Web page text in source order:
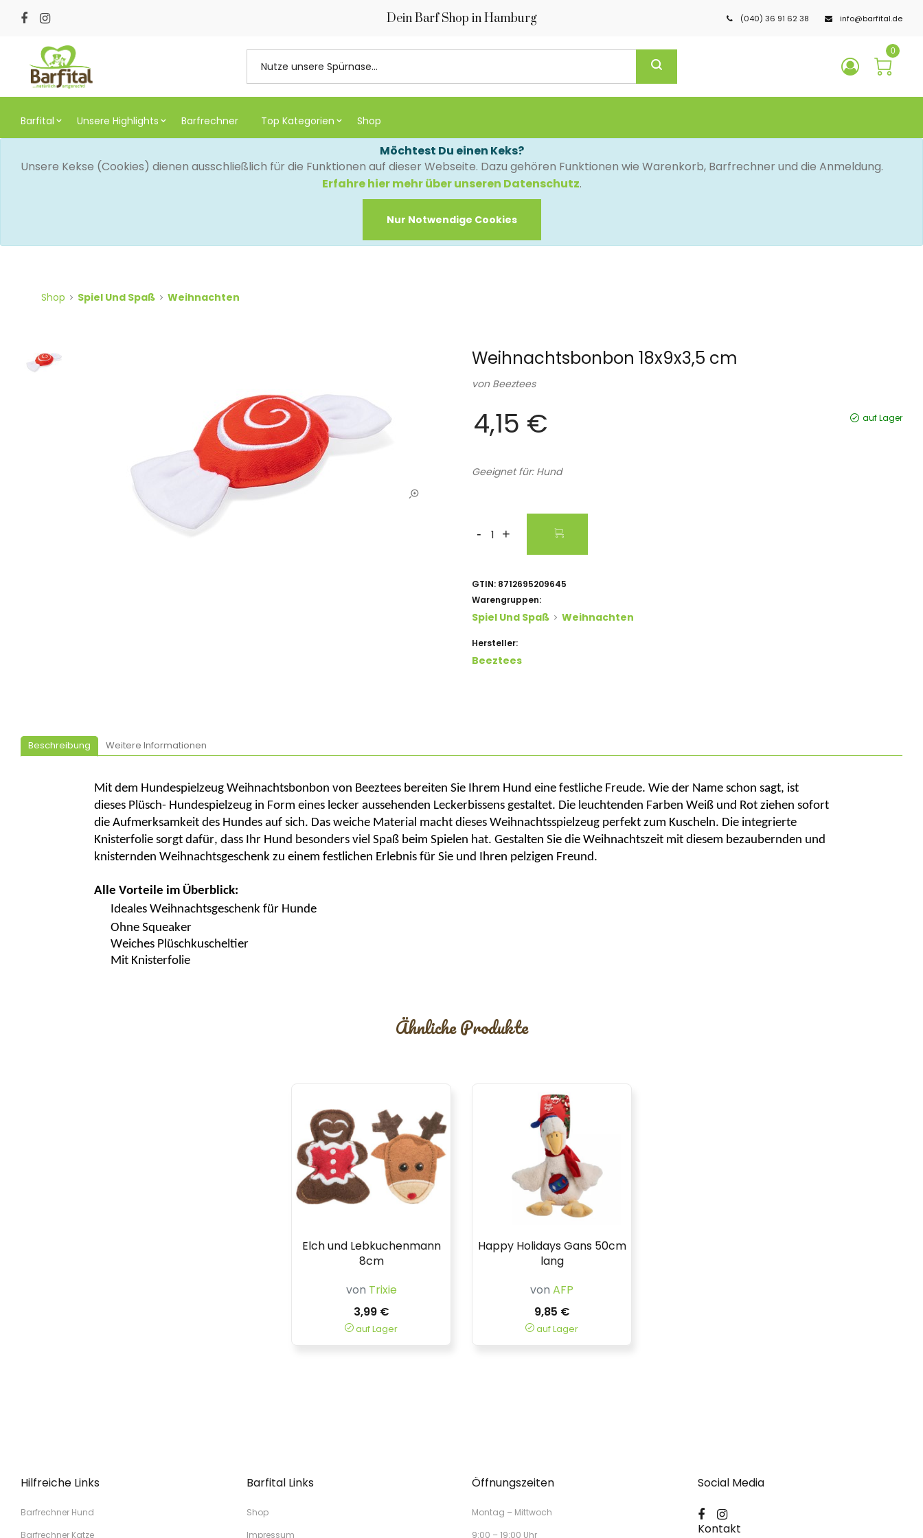
Dein Barf Shop in Hamburg (040) 36 91 62 38 info@barfital.de
0
Barfital Unsere Highlights Barfrechner Top Kategorien Shop
Möchtest Du einen Keks?
Unsere Kekse (Cookies) dienen ausschließlich für die Funktionen auf dieser Webseite. Dazu gehören Funktionen wie Warenkorb, Barfrechner und die Anmeldung.
Erfahre hier mehr über unseren Datenschutz.
Nur Notwendige Cookies
Shop Spiel Und Spaß Weihnachten
Weihnachtsbonbon 18x9x3,5 cm
von Beeztees
4,15 € auf Lager
Geeignet für: Hund
- +
GTIN: 8712695209645
Warengruppen:
Spiel Und Spaß Weihnachten
Hersteller:
Beeztees
Beschreibung Weitere Informationen
Mit dem Hundespielzeug Weihnachtsbonbon von Beeztees bereiten Sie Ihrem Hund eine festliche Freude. Wie der Name schon sagt, ist
dieses Plüsch- Hundespielzeug in Form eines lecker aussehenden Leckerbissens gestaltet. Die leuchtenden Farben Weiß und Rot ziehen sofort
die Aufmerksamkeit des Hundes auf sich. Das weiche Material macht dieses Weihnachtsspielzeug perfekt zum Kuscheln. Die integrierte
Knisterfolie sorgt dafür, dass Ihr Hund besonders viel Spaß beim Spielen hat. Gestalten Sie die Weihnachtszeit mit diesem bezaubernden und
knisternden Weihnachtsgeschenk zu einem festlichen Erlebnis für Sie und Ihren pelzigen Freund.
Alle Vorteile im Überblick:
Ideales Weihnachtsgeschenk für Hunde
Ohne Squeaker
Weiches Plüschkuscheltier
Mit Knisterfolie
Ähnliche Produkte
Elch und Lebkuchenmann
8cm
von Trixie
3,99 €
auf Lager
Happy Holidays Gans 50cm
lang
von AFP
9,85 €
auf Lager
Hilfreiche Links
Barfrechner Hund
Barfrechner Katze
Barfital Links
Shop
Impressum
Öffnungszeiten
Montag – Mittwoch
9:00 – 19:00 Uhr
Social Media
Kontakt